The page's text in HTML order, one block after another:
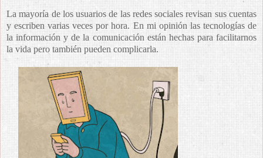
La mayoría de los usuarios de las redes sociales revisan sus cuentas
y escriben varias veces por hora. En mi opinión las tecnologías de
la información y de la comunicación están hechas para facilitarnos
la vida pero también pueden complicarla.